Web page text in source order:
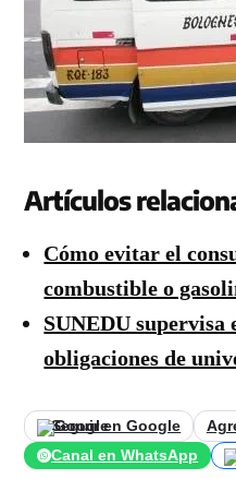
Artículos
Cómo evitar el
combustible o
SUNEDU
obligaciones de
Seguir en Google
Canal en WhatsApp